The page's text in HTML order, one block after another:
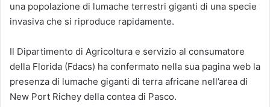
una popolazione di lumache terrestri giganti di una specie
invasiva che si riproduce rapidamente.
Il Dipartimento di Agricoltura e servizio al consumatore
della Florida (Fdacs) ha confermato nella sua pagina web la
presenza di lumache giganti di terra africane nell’area di
New Port Richey della contea di Pasco.